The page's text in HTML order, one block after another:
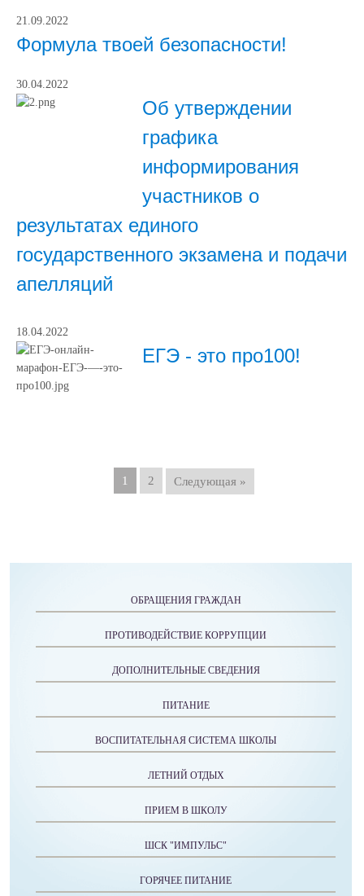
21.09.2022
Формула твоей безопасности!
30.04.2022
Об утверждении
графика
информирования
участников о
результатах единого
государственного экзамена и подачи
апелляций
18.04.2022
ЕГЭ - это про100!
1 2 Следующая »
ОБРАЩЕНИЯ ГРАЖДАН
ПРОТИВОДЕЙСТВИЕ КОРРУПЦИИ
ДОПОЛНИТЕЛЬНЫЕ СВЕДЕНИЯ
ПИТАНИЕ
ВОСПИТАТЕЛЬНАЯ СИСТЕМА ШКОЛЫ
ЛЕТНИЙ ОТДЫХ
ПРИЕМ В ШКОЛУ
ШСК "ИМПУЛЬС"
ГОРЯЧЕЕ ПИТАНИЕ